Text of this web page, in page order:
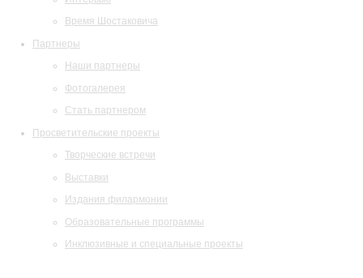
Время Шостаковича
Партнеры
Наши партнеры
Фотогалерея
Стать партнером
Просветительские проекты
Творческие встречи
Выставки
Издания филармонии
Образовательные программы
Инклюзивные и специальные проекты